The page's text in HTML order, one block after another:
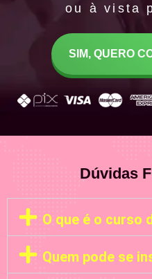
ou à vista
SIM, QUERO
Dúvidas
O que é o curso
Quem pode se